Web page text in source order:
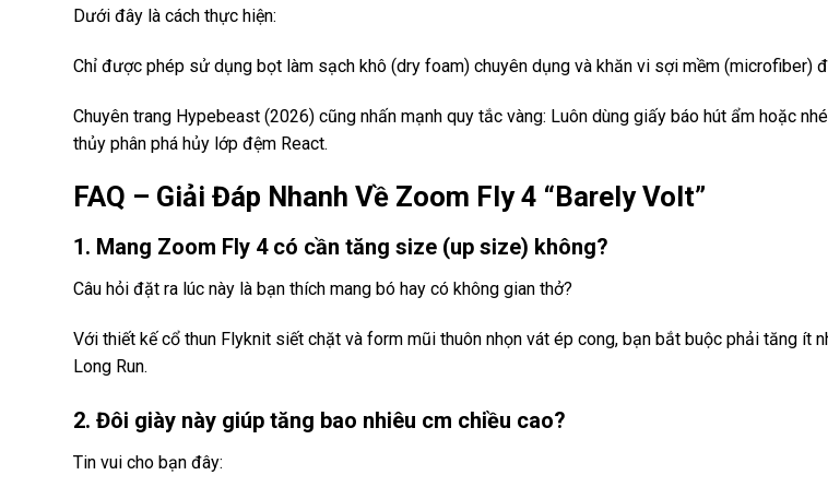
Dưới đây là cách thực hiện:
Chỉ được phép sử dụng bọt làm sạch khô (dry foam) chuyên dụng và khăn vi sợi mềm (microfiber)
Chuyên trang Hypebeast (2026) cũng nhấn mạnh quy tắc vàng: Luôn dùng giấy báo hút ẩm hoặc
thủy phân phá hủy lớp đệm React.
FAQ – Giải Đáp Nhanh Về Zoom Fly 4 “Barely Volt”
1. Mang Zoom Fly 4 có cần tăng size (up size) không?
Câu hỏi đặt ra lúc này là bạn thích mang bó hay có không gian thở?
Với thiết kế cổ thun Flyknit siết chặt và form mũi thuôn nhọn vát ép cong, bạn bắt buộc phải tăng ít
Long Run.
2. Đôi giày này giúp tăng bao nhiêu cm chiều cao?
Tin vui cho bạn đây: